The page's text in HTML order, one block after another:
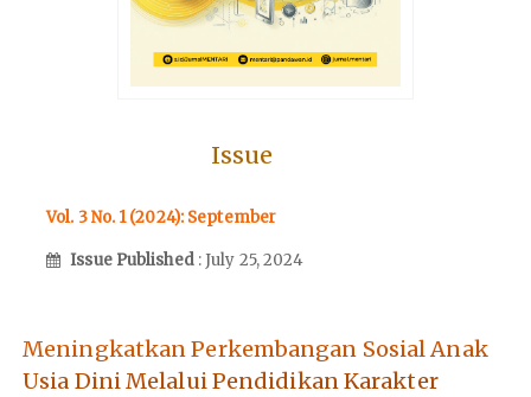
Issue
Vol. 3 No. 1 (2024): September
Issue Published : July 25, 2024
Meningkatkan Perkembangan Sosial Anak
Usia Dini Melalui Pendidikan Karakter